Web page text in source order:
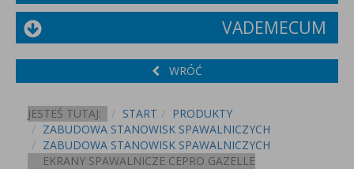
VADEMECUM
WRÓĆ
JESTEŚ TUTAJ: START
PRODUKTY
ZABUDOWA STANOWISK SPAWALNICZYCH
ZABUDOWA STANOWISK SPAWALNICZYCH
EKRANY SPAWALNICZE CEPRO GAZELLE